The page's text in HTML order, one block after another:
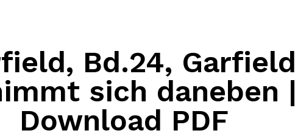
Bd.24, Garfield
sich daneben |
Download PDF